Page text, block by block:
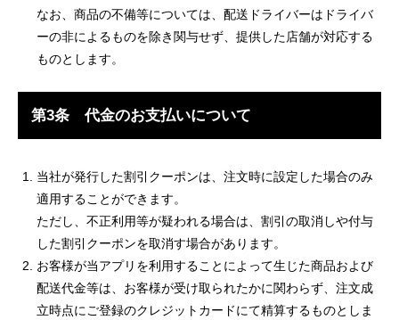
なお、商品の不備等については、配送ドライバーはドライバ
ーの非によるものを除き関与せず、提供した店舗が対応する
ものとします。
第3条 代金のお支払いについて
当社が発行した割引クーポンは、注文時に設定した場合のみ
適用することができます。
ただし、不正利用等が疑われる場合は、割引の取消しや付与
した割引クーポンを取消す場合があります。
お客様が当アプリを利用することによって生じた商品および
配送代金等は、お客様が受け取られたかに関わらず、注文成
立時点にご登録のクレジットカードにて精算するものとしま